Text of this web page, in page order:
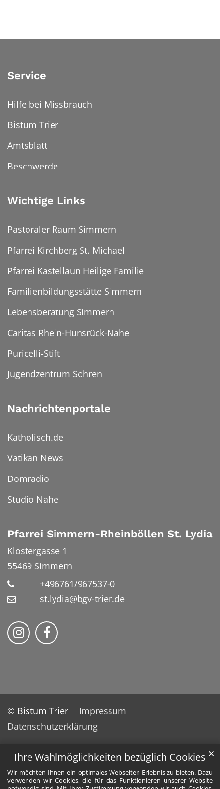
Ihre Wahlmöglichkeiten bezüglich Cookies
Wir möchten Ihnen ein optimales Webseiten-Erlebnis zu bieten. Dazu
verwenden wir Cookies, die für das Funktionieren unserer Website
✕
Service
Hilfe bei Missbrauch
Bistum Trier
Amtsblatt
Beschwerde
Wichtige Links
Pastoraler Raum Simmern
Pfarrei Kirchberg St. Michael
Pfarrei Kastellaun Heilige Familie
Familienbildungsstätte Simmern
Lebensberatung Simmern
Caritas Rhein-Hunsrück-Nahe
Puricelli-Stift
Jugendzentrum Sohren
Nachrichtenportale
Katholisch.de
Vatikan News
Domradio
Studio Nahe
Pfarrei Simmern-Rheinböllen St. Lydia
Klostergasse 1
55469 Simmern
+496761/967537-0
st.lydia@bgv-trier.de
Wir auf Instragram
Wir auf Facebook
© Bistum Trier
Impressum
Datenschutzerklärung